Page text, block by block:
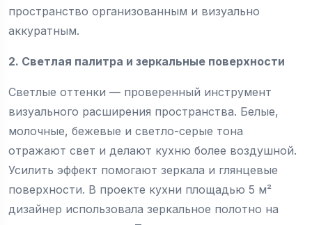
пространство организованным и визуально
аккуратным.
2. Светлая палитра и зеркальные поверхности
Светлые оттенки — проверенный инструмент
визуального расширения пространства. Белые,
молочные, бежевые и светло-серые тона
отражают свет и делают кухню более воздушной.
Усилить эффект помогают зеркала и глянцевые
поверхности. В проекте кухни площадью 5 м²
дизайнер использовала зеркальное полотно на